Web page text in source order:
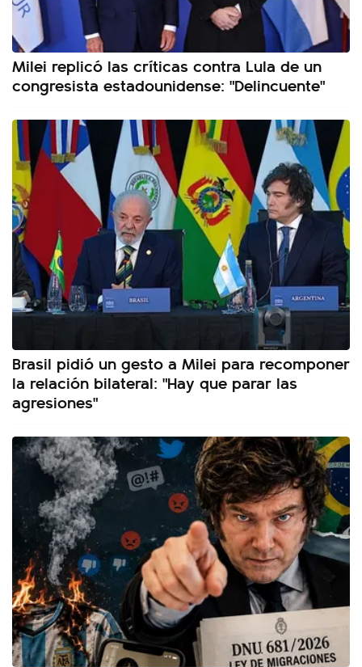
Milei replicó las críticas contra Lula de un
congresista estadounidense: "Delincuente"
Brasil pidió un gesto a Milei para recomponer
la relación bilateral: "Hay que parar las
agresiones"